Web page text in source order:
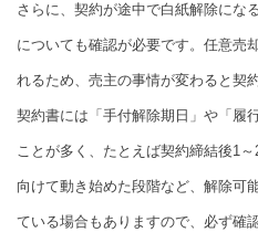
さらに、契約が途中で白紙解除にな
についても確認が必要です。任意売
れるため、売主の事情が変わると契
契約書には「手付解除期日」や「履
ことが多く、たとえば契約締結後1
向けて動き始めた段階など、解除可
ている場合もありますので、必ず確